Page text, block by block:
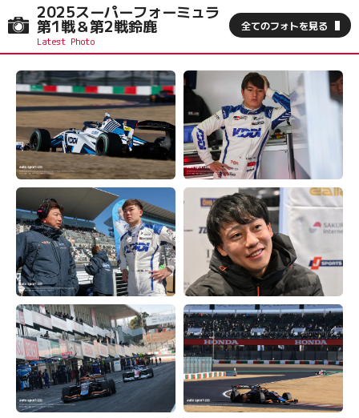
2025スーパーフォーミュラ
第1戦＆第2戦鈴鹿 全てのフォトを見る